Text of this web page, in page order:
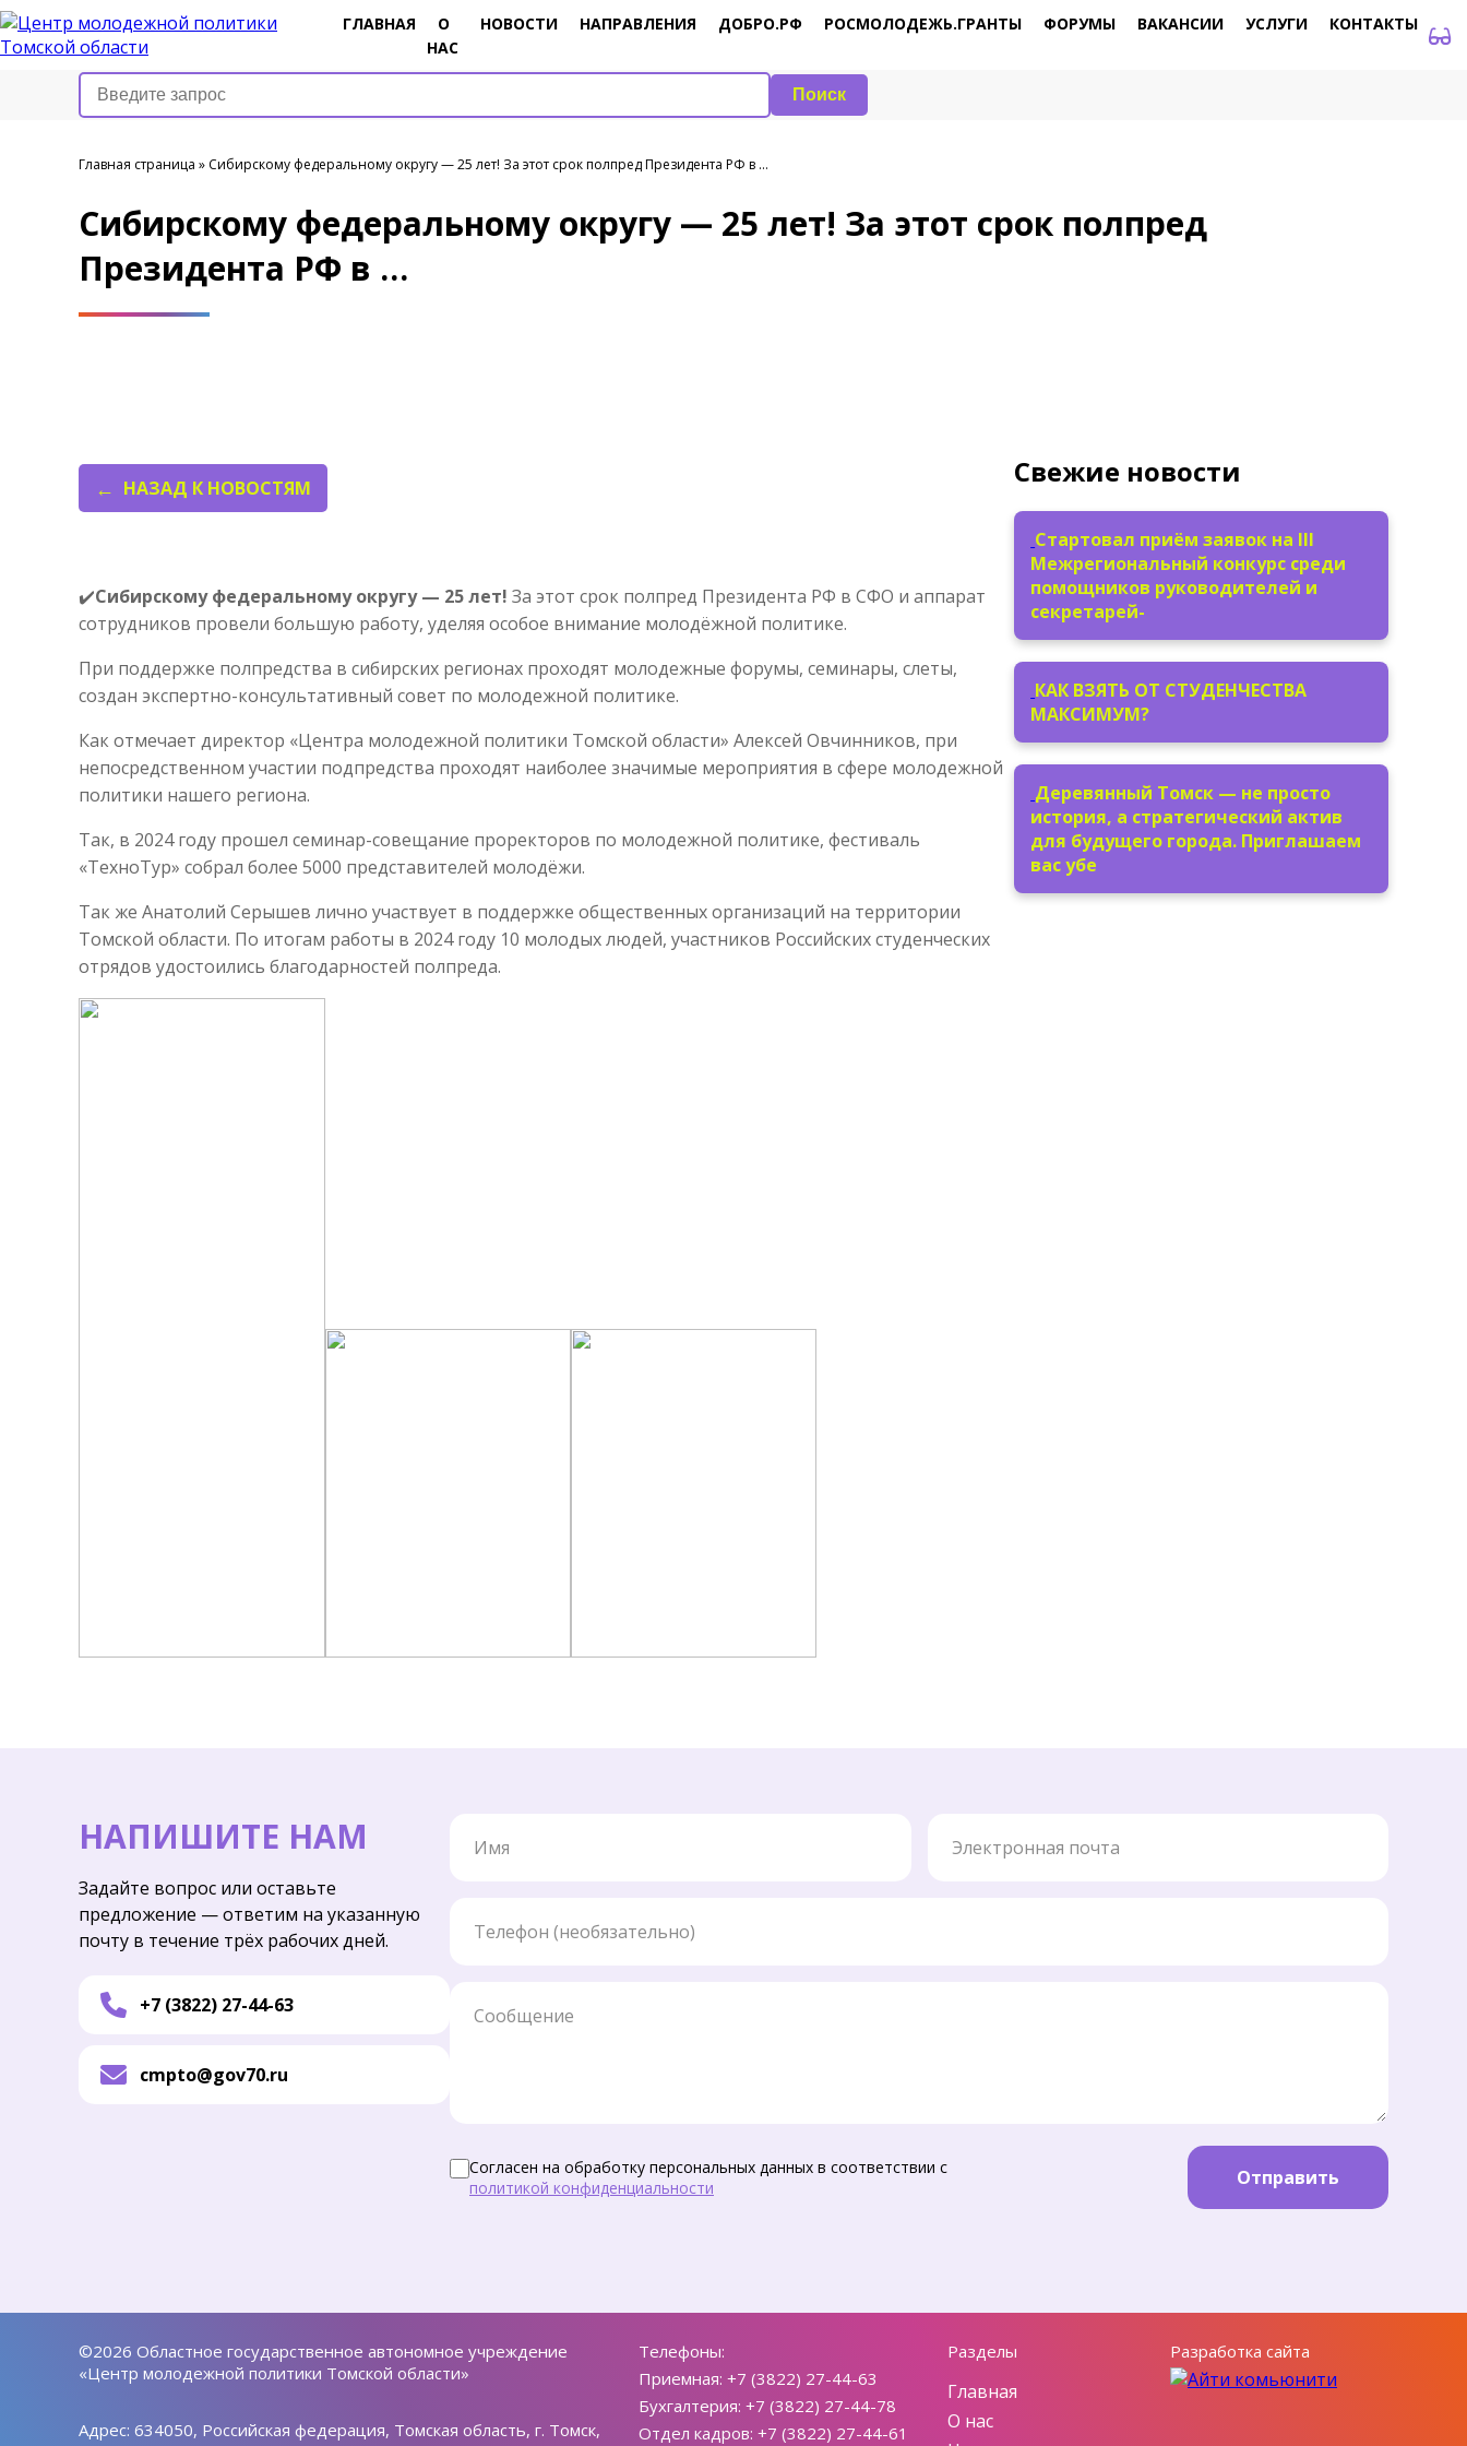
ГЛАВНАЯ
О
НАС
НОВОСТИ НАПРАВЛЕНИЯ ДОБРО.РФ РОСМОЛОДЕЖЬ.ГРАНТЫ ФОРУМЫ ВАКАНСИИ УСЛУГИ КОНТАКТЫ
Поиск
Главная страница » ️Сибирскому федеральному округу — 25 лет! За этот срок полпред Президента РФ в …
️Сибирскому федеральному округу — 25 лет! За этот срок полпред
Президента РФ в …
НАЗАД К НОВОСТЯМ
✔️Сибирскому федеральному округу — 25 лет! За этот срок полпред Президента РФ в СФО и аппарат
сотрудников провели большую работу, уделяя особое внимание молодёжной политике.
При поддержке полпредства в сибирских регионах проходят молодежные форумы, семинары, слеты,
создан экспертно-консультативный совет по молодежной политике.
Как отмечает директор «Центра молодежной политики Томской области» Алексей Овчинников, при
непосредственном участии подпредства проходят наиболее значимые мероприятия в сфере молодежной
политики нашего региона.
Так, в 2024 году прошел семинар-совещание проректоров по молодежной политике, фестиваль
«ТехноТур» собрал более 5000 представителей молодёжи.
Так же Анатолий Серышев лично участвует в поддержке общественных организаций на территории
Томской области. По итогам работы в 2024 году 10 молодых людей, участников Российских студенческих
отрядов удостоились благодарностей полпреда.
Свежие новости
Стартовал приём заявок на III
Межрегиональный конкурс среди
помощников руководителей и
секретарей-
КАК ВЗЯТЬ ОТ СТУДЕНЧЕСТВА
МАКСИМУМ?
Деревянный Томск — не просто
история, а стратегический актив
для будущего города. Приглашаем
вас убе
НАПИШИТЕ НАМ
Задайте вопрос или оставьте
предложение — ответим на указанную
почту в течение трёх рабочих дней.
+7 (3822) 27-44-63
cmpto@gov70.ru
Согласен на обработку персональных данных в соответствии с
политикой конфиденциальности
Отправить
©2026 Областное государственное автономное учреждение
«Центр молодежной политики Томской области»
Адрес: 634050, Российская федерация, Томская область, г. Томск,
Телефоны:
Приемная: +7 (3822) 27-44-63
Бухгалтерия: +7 (3822) 27-44-78
Отдел кадров: +7 (3822) 27-44-61
Разделы
Главная
О нас
Разработка сайта